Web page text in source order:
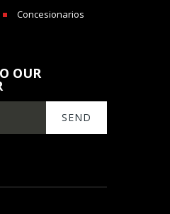
Concesionarios
OUR